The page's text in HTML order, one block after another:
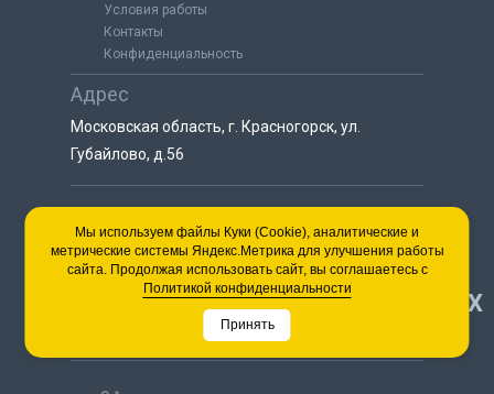
Условия работы
Контакты
Конфиденциальность
Адрес
Московская область, г. Красногорск, ул.
Губайлово, д.56
8 (925) 064-55-25
пн-сб с 9:00 до 18:00
8 (495) 563-03-35
пн-сб с 9:00 до 18:00 НАВЕРХ
Мы используем файлы Куки (Cookie), аналитические и
метрические системы Яндекс.Метрика для улучшения работы
сайта. Продолжая использовать сайт, вы соглашаетесь с
Политикой конфиденциальности
Принять